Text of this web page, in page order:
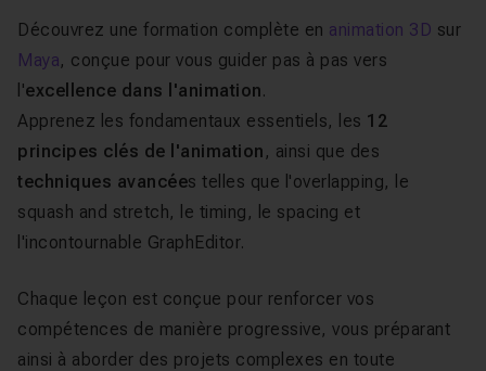
Découvrez une formation complète en animation 3D sur
Maya, conçue pour vous guider pas à pas vers
l'excellence dans l'animation.
Apprenez les fondamentaux essentiels, les 12
principes clés de l'animation , ainsi que des
techniques avancées telles que l'overlapping, le
squash and stretch, le timing , le spacing et
l'incontournable GraphEditor.
Chaque leçon est conçue pour renforcer vos
compétences de manière progressive, vous préparant
ainsi à aborder des projets complexes en toute